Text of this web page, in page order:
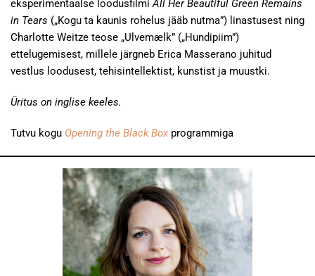
eksperimentaalse loodusfilmiAll Her Beautiful Green Remains
in Tears („Kogu ta kaunis rohelus jääb nutma”) linastusest ning
Charlotte Weitze teose „Ulvemælk” („Hundipiim”)
ettelugemisest, millele järgneb Erica Masserano juhitud
vestlus loodusest, tehisintellektist, kunstist ja muustki.
Üritus on inglise keeles.
Tutvu kogu Opening the Black Box programmiga